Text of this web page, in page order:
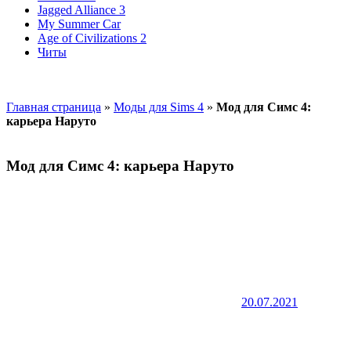
Jagged Alliance 3
My Summer Car
Age of Civilizations 2
Читы
Главная страница » Моды для Sims 4 » Мод для Симс 4:
карьера Наруто
Мод для Симс 4: карьера Наруто
20.07.2021